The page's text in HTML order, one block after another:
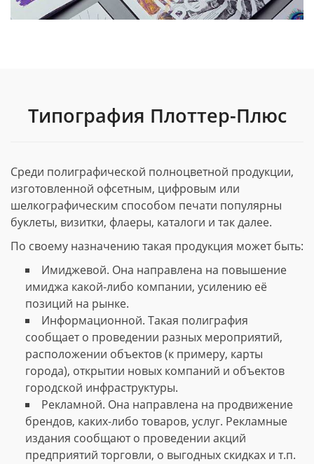
Типография Плоттер-Плюс
Среди полиграфической полноцветной продукции,
изготовленной офсетным, цифровым или
шелкографическим способом печати популярны
буклеты, визитки, флаеры, каталоги и так далее.
По своему назначению такая продукция может быть:
Имиджевой. Она направлена на повышение
имиджа какой-либо компании, усилению её
позиций на рынке.
Информационной. Такая полиграфия
сообщает о проведении разных мероприятий,
расположении объектов (к примеру, карты
города), открытии новых компаний и объектов
городской инфраструктуры.
Рекламной. Она направлена на продвижение
брендов, каких-либо товаров, услуг. Рекламные
издания сообщают о проведении акций
предприятий торговли, о выгодных скидках и т.п.